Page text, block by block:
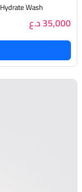
VOCÊ HAIRCARE Hydrate Wash فوتشي شامبو مرطب للشعر
35,000 د.ع